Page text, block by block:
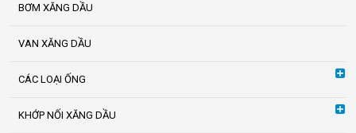
BƠM XĂNG DẦU
VAN XĂNG DẦU
CÁC LOẠI ỐNG
KHỚP NỐI XĂNG DẦU